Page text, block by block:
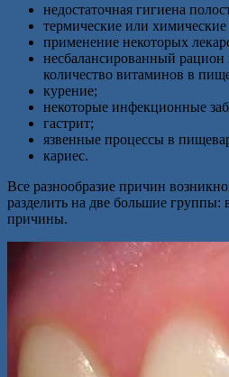
недостаточная гигиена
термические или
применение некоторых
несбалансированный рацион
количество витаминов в
курение;
некоторые инфекционные
гастрит;
язвенные процессы в
кариес.
Все разнообразие причин
разделить на две большие
причины.